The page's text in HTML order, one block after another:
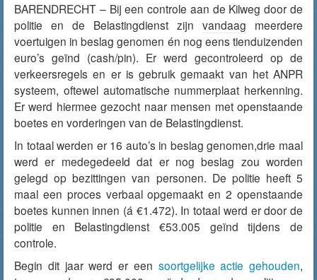
BARENDRECHT – Bij een controle aan de Kilweg door de
politie en de Belastingdienst zijn vandaag meerdere
voertuigen in beslag genomen én nog eens tienduizenden
euro’s geïnd (cash/pin). Er werd gecontroleerd op de
verkeersregels en er is gebruik gemaakt van het ANPR
systeem, oftewel automatische nummerplaat herkenning.
Er werd hiermee gezocht naar mensen met openstaande
boetes en vorderingen van de Belastingdienst.
In totaal werden er 16 auto’s in beslag genomen,drie maal
werd er medegedeeld dat er nog beslag zou worden
gelegd op bezittingen van personen. De politie heeft 5
maal een proces verbaal opgemaakt en 2 openstaande
boetes kunnen innen (á €1.472). In totaal werd er door de
politie en Belastingdienst €53.005 geïnd tijdens de
controle.
Begin dit jaar werd er een soortgelijke actie gehouden,